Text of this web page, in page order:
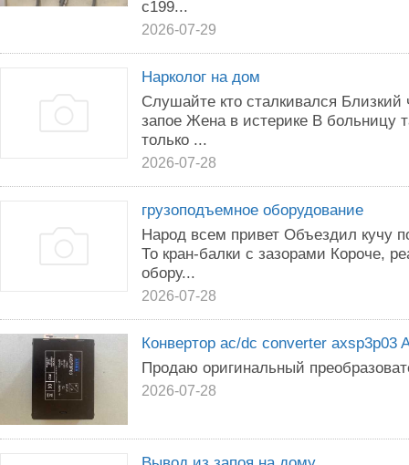
с199...
2026-07-29
Нарколог на дом
Слушайте кто сталкивался Близкий
запое Жена в истерике В больницу
только ...
2026-07-28
грузоподъемное оборудование
Народ всем привет Объездил кучу
То кран-балки с зазорами Короче,
обору...
2026-07-28
Конвертор ac/dc converter axsp3p03
Продаю оригинальный
2026-07-28